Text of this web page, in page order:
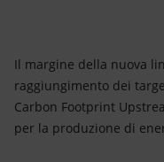
Il margine della nuova
raggiungimento dei
Carbon Footprint
per la produzione di